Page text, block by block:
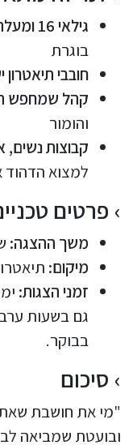
גילאי 16 ומעלה -
בוגרת
חובבי תיאטרון
קהל שמחפש
והומור
קבוצות נשים,
למצוא הדהוד
פרטים
משך ההצגה:
מיקום:
זמני הצגות:
גם בשעות
בבוקר.
סיכום
"מי את חושבת
ובועטת שמביאה